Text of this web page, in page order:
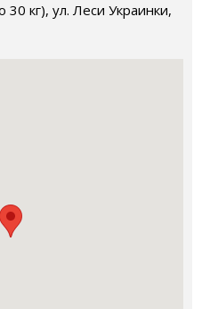
кг), ул. Леси Украинки,